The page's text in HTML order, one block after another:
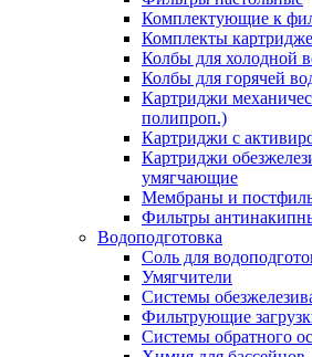
Комплектующие к
Комплекты
Колбы для холодной
Колбы для горячей
Картриджи
полипроп.)
Картриджи с
Картриджи
умягчающие
Мембраны и
Фильтры
Водоподготовка
Соль для
Умягчители
Системы
Фильтрующие
Системы обратного